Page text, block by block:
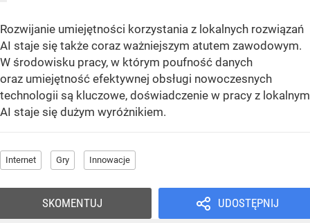
Rozwijanie umiejętności korzystania z lokalnych rozwiązań
AI staje się także coraz ważniejszym atutem zawodowym.
W środowisku pracy, w którym poufność danych
oraz umiejętność efektywnej obsługi nowoczesnych
technologii są kluczowe, doświadczenie w pracy z lokalnym
AI staje się dużym wyróżnikiem.
Internet Gry Innowacje
UDOSTĘPNIJ
SKOMENTUJ